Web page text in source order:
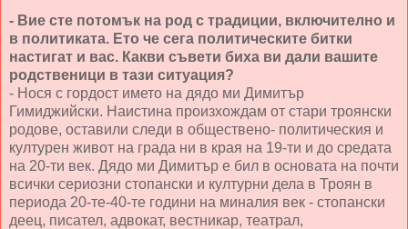
- Вие сте потомък на род с традиции, включително и
в политиката. Ето че сега политическите битки
настигат и вас. Какви съвети биха ви дали вашите
родственици в тази ситуация?
- Нося с гордост името на дядо ми Димитър
Гимиджийски. Наистина произхождам от стари троянски
родове, оставили следи в обществено- политическия и
културен живот на града ни в края на 19-ти и до средата
на 20-ти век. Дядо ми Димитър е бил в основата на почти
всички сериозни стопански и културни дела в Троян в
периода 20-те-40-те години на миналия век - стопански
деец, писател, адвокат, вестникар, театрал,